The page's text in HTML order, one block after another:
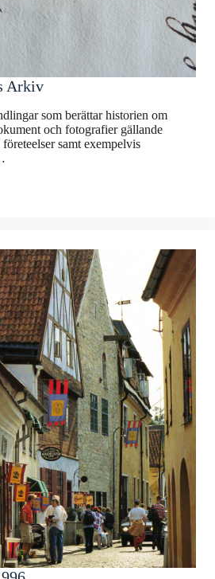
Arkiv
som berättar historien om
och fotografier gällande
samt exempelvis